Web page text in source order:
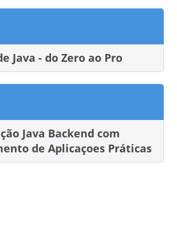
Java - do Zero ao Pro
Java Backend com
de Aplicaçoes Práticas